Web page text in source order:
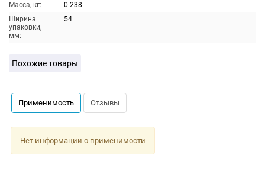
Масса, кг:
0.238
Ширина
упаковки,
мм:
54
Похожие товары
Применимость Отзывы
Нет информации о применимости